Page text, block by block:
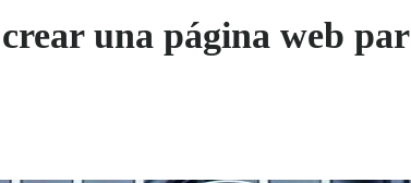
una página web